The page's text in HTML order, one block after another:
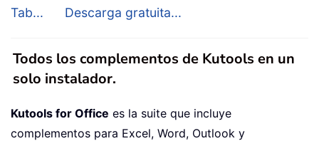
Tab...
Descarga gratuita...
Todos los complementos de Kutools en un
solo instalador.
Kutools for Office es la suite que incluye
complementos para Excel, Word, Outlook y